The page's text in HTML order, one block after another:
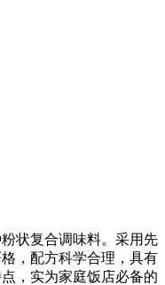
状复合调味料。采用先
，配方科学合理，具有
，实为家庭饭店必备的